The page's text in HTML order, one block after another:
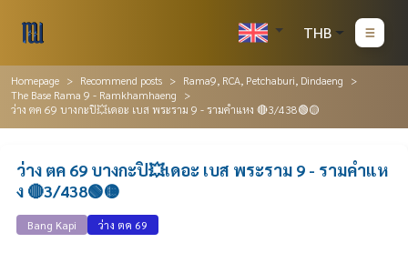
THB
Homepage Recommend posts
Rama9, RCA, Petchaburi, Dindaeng
The Base Rama 9 - Ramkhamhaeng
ว่าง ตค 69 บางกะปิ💥เดอะ เบส พระราม 9 - รามคำแหง 🔴3/438🟢🟡
ว่าง ตค 69 บางกะปิ💥เดอะ เบส พระราม 9 - รามคำแห
ง 🔴3/438🟢🟡
Bang Kapi ว่าง ตค 69